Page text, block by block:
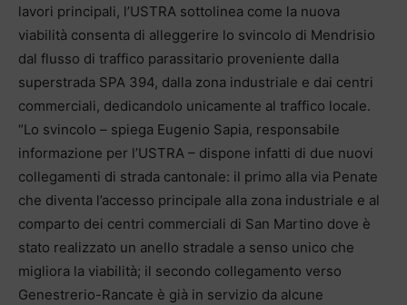
lavori principali, l’USTRA sottolinea come la nuova
viabilità consenta di alleggerire lo svincolo di Mendrisio
dal flusso di traffico parassitario proveniente dalla
superstrada SPA 394, dalla zona industriale e dai centri
commerciali, dedicandolo unicamente al traffico locale.
“Lo svincolo – spiega Eugenio Sapia, responsabile
informazione per l’USTRA – dispone infatti di due nuovi
collegamenti di strada cantonale: il primo alla via Penate
che diventa l’accesso principale alla zona industriale e al
comparto dei centri commerciali di San Martino dove è
stato realizzato un anello stradale a senso unico che
migliora la viabilità; il secondo collegamento verso
Genestrerio-Rancate è già in servizio da alcune